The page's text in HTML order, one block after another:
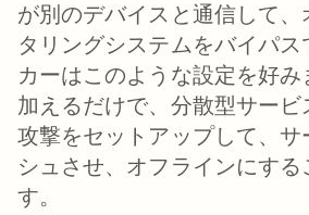
が別のデバイスと通信して
タリングシステムをバイパス
カーはこのような設定を好み
加えるだけで、分散型サービ
攻撃をセットアップして、サ
シュさせ、オフラインにする
す。